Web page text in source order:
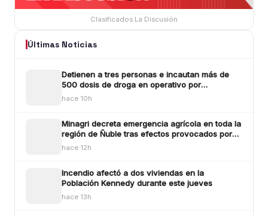
Clasificados La Discusión
Últimas Noticias
Detienen a tres personas e incautan más de
500 dosis de droga en operativo por
microtráfico en Bulne
hace 10h
Minagri decreta emergencia agrícola en toda la
región de Ñuble tras efectos provocados por
los sistemas frontlaes
hace 12h
Incendio afectó a dos viviendas en la
Población Kennedy durante este jueves
hace 13h